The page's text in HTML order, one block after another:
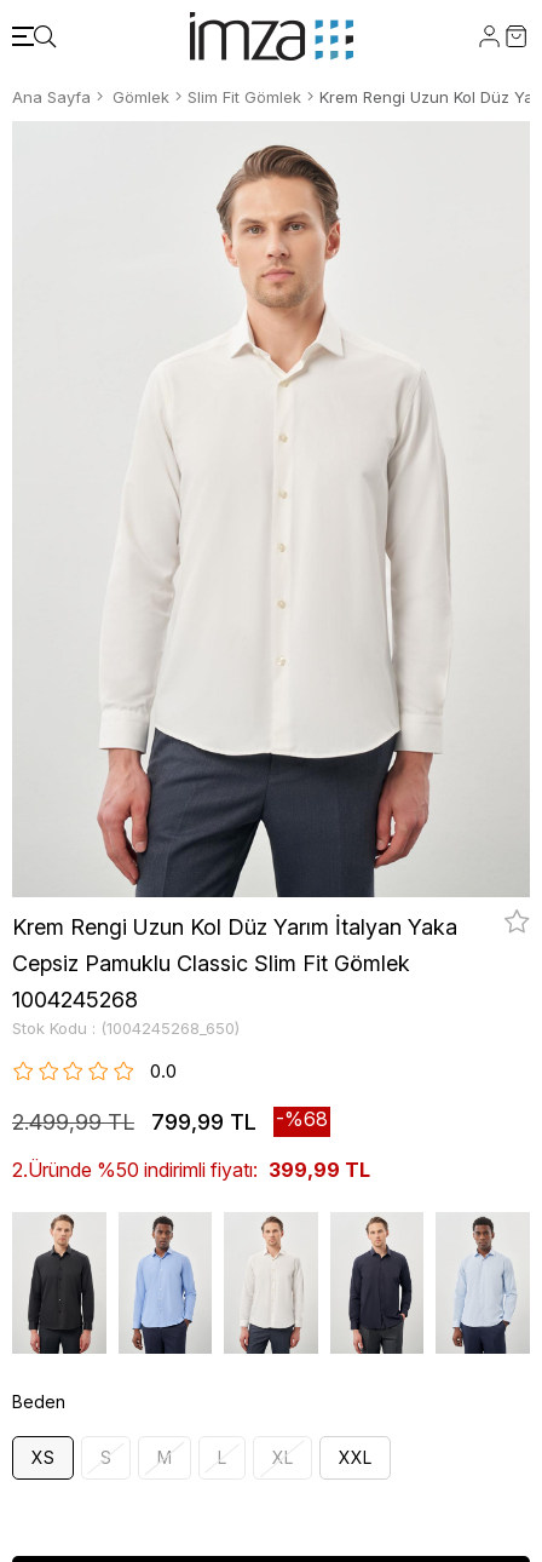
Ana Sayfa Gömlek Slim Fit Gömlek
Krem Rengi Uzun Kol Düz Yarım İtalyan Yaka
Cepsiz Pamuklu Classic Slim Fit Gömlek
1004245268
Stok Kodu (1004245268_650)
0.0
2.499,99 TL 799,99 TL 68
2.Üründe %50 indirimli fiyatı: 399,99 TL
Beden
XS S M L XL XXL